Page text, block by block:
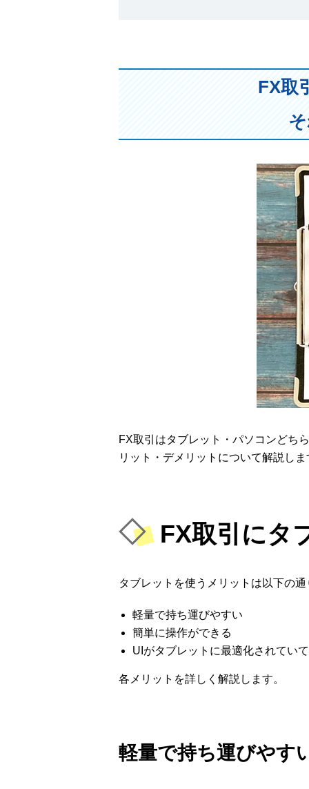
FX取
FX取引はタブレット・パソコンどち
リット・デメリットについて解説しま
FX取引にタ
タブレットを使うメリットは以下の
軽量で持ち運びやすい
簡単に操作ができる
UIがタブレットに最適化されてい
各メリットを詳しく解説します。
軽量で持ち運びやす